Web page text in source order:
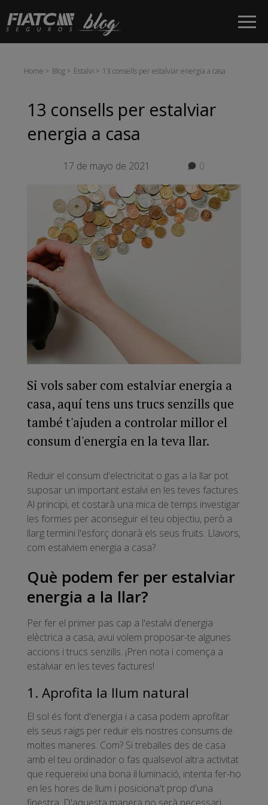
Salta al contingut principal
Home Blog Estalvi 13 consells per estalviar energia a casa
13 consells per estalviar
energia a casa
17 de mayo de 2021 0
Si vols saber com estalviar energia a
casa, aquí tens uns trucs senzills que
també t'ajuden a controlar millor el
consum d'energia en la teva llar.
Reduir el consum d'electricitat o gas a la llar pot
suposar un important estalvi en les teves factures.
Al principi, et costarà una mica de temps investigar
les formes per aconseguir el teu objectiu, però a
llarg termini l'esforç donarà els seus fruits. Llavors,
com estalviem energia a casa?
Què podem fer per estalviar
energia a la llar?
Per fer el primer pas cap a l'estalvi d'energia
elèctrica a casa, avui volem proposar-te algunes
accions i trucs senzills. ¡Pren nota i comença a
estalviar en les teves factures!
1. Aprofita la llum natural
El sol és font d'energia i a casa podem aprofitar
els seus raigs per reduir els nostres consums de
moltes maneres. Com? Si treballes des de casa
amb el teu ordinador o fas qualsevol altra activitat
que requereixi una bona il·luminació, intenta fer-ho
en les hores de llum i posiciona't prop d'una